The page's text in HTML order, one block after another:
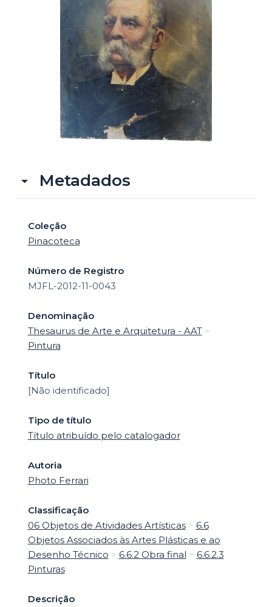
Metadados
Coleção
Pinacoteca
Número de Registro
MJFL-2012-11-0043
Denominação
Thesaurus de Arte e Arquitetura - AAT>
Pintura
Título
[Não identificado]
Tipo de título
Título atribuído pelo catalogador
Autoria
Photo Ferrari
Classificação
06 Objetos de Atividades Artísticas> 6.6
Objetos Associados às Artes Plásticas e ao
Desenho Técnico > 6.6.2 Obra final > 6.6.2.3
Pinturas
Descrição